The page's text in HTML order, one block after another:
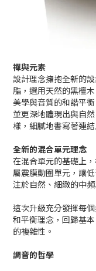
禪與元素
設計理念擁抱全新的
脂，選用天然的黑檀
美學與音質的和諧平
並更深地體現出與自
樣，細膩地書寫著連
全新的混合單元理念
在混合單元的基礎上
屬震膜動圈單元，讓
注於自然、細緻的中
這次升級充分發揮每
和平衡理念，回歸基
的複雜性。
調音的哲學